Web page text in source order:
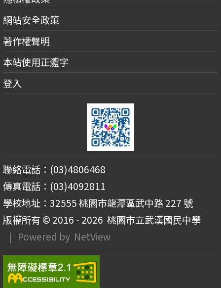
網站安全政策
著作權聲明
本站使用正體字
登入
聯絡電話：(03)4806468
傳真電話：(03)4092811
學校地址：32555 桃園市龍潭區武中路 227 號
版權所有 © 2016 - 2026 桃園市立武漢國民中學
| Powered by NetView